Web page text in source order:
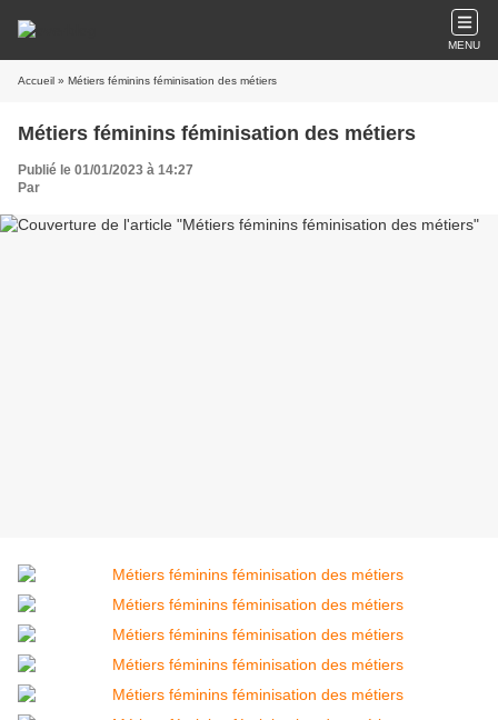
MENU
Accueil » Métiers féminins féminisation des métiers
Métiers féminins féminisation des métiers
Publié le 01/01/2023 à 14:27
Par